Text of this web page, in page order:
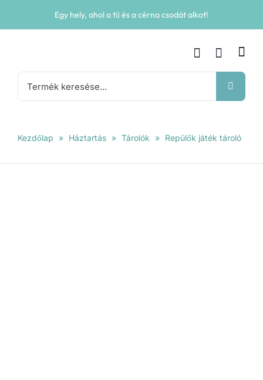
Egy hely, ahol a tű és a cérna csodát alkot!
Keresés...
Kezdőlap » Háztartás » Tárolók » Repülők játék tároló